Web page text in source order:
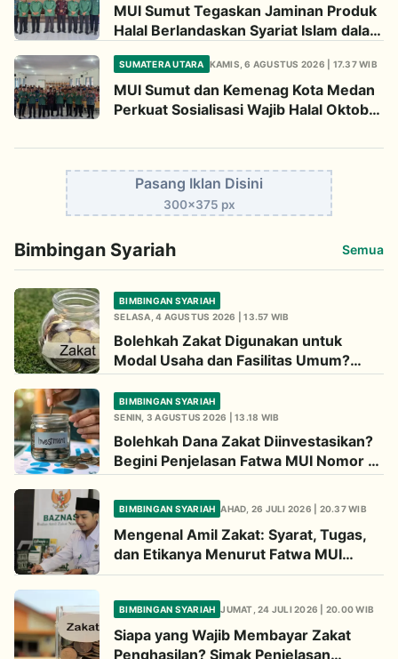
MUI Sumut Tegaskan Jaminan Produk
Halal Berlandaskan Syariat Islam dalam
SUMATERA UTARA KAMIS, 6 AGUSTUS 2026 | 17.37 WIB
MUI Sumut dan Kemenag Kota Medan
Perkuat Sosialisasi Wajib Halal Oktober
Pasang Iklan Disini
300x375 px
Bimbingan Syariah Semua
BIMBINGAN SYARIAH
SELASA, 4 AGUSTUS 2026 | 13.57 WIB
Bolehkah Zakat Digunakan untuk
Modal Usaha dan Fasilitas Umum?
Simak Penjelasan Fatwa MUI Tahun
1982
BIMBINGAN SYARIAH
SENIN, 3 AGUSTUS 2026 | 13.18 WIB
Bolehkah Dana Zakat Diinvestasikan?
Begini Penjelasan Fatwa MUI Nomor 4
Tahun 2003
BIMBINGAN SYARIAH AHAD, 26 JULI 2026 | 20.37 WIB
Mengenal Amil Zakat: Syarat, Tugas,
dan Etikanya Menurut Fatwa MUI
Nomor 8 Tahun 2011
BIMBINGAN SYARIAH JUMAT, 24 JULI 2026 | 20.00 WIB
Siapa yang Wajib Membayar Zakat
Penghasilan? Simak Penjelasan